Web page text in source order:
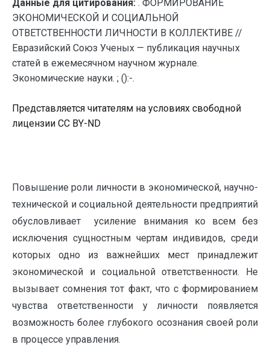
Данные для цитирования: . ФОРМИРОВАНИЕ
ЭКОНОМИЧЕСКОЙ И СОЦИАЛЬНОЙ
ОТВЕТСТВЕННОСТИ ЛИЧНОСТИ В КОЛЛЕКТИВЕ //
Евразийский Союз Ученых — публикация научных
статей в ежемесячном научном журнале.
Экономические науки. ; ():-.
Представляется читателям на условиях свободной
лицензии CC BY-ND
Повышение роли личности в экономической, научно-
технической и социальной деятельности предприятий
обусловливает усиление внимания ко всем без
исключения сущностным чертам индивидов, среди
которых одно из важнейших мест принадлежит
экономической и социальной ответственности. Не
вызывает сомнения тот факт, что с формированием
чувства ответственности у личности появляется
возможность более глубокого осознания своей роли
в процессе управления.